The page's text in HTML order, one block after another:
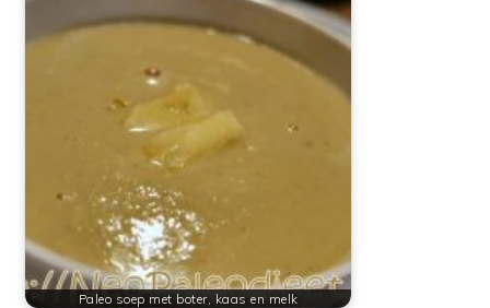
Paleo soep met boter, kaas en melk